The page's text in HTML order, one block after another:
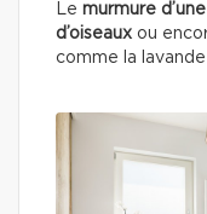
Le murmure
d’oiseaux ou
comme la